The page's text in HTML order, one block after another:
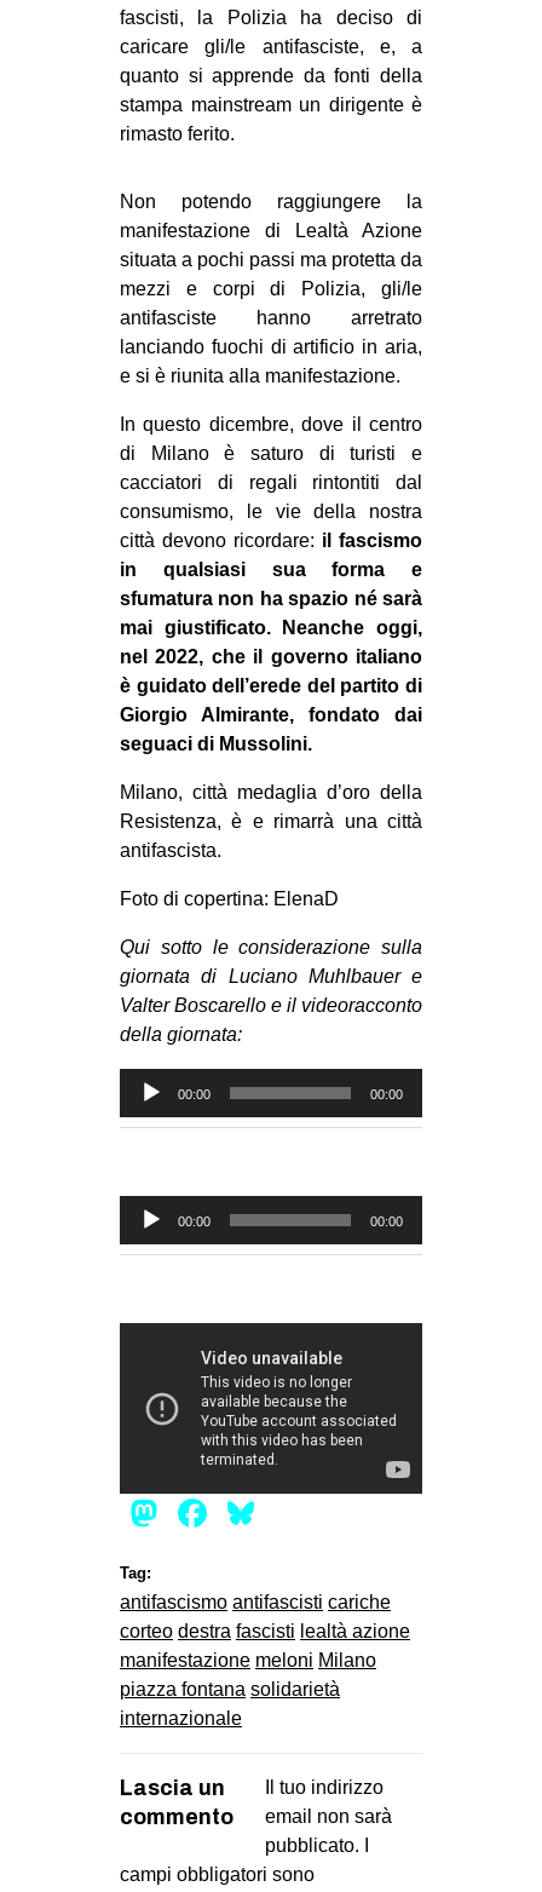
fascisti, la Polizia ha deciso di
caricare gli/le antifasciste, e, a
quanto si apprende da fonti della
stampa mainstream un dirigente è
rimasto ferito.
Non potendo raggiungere la
manifestazione di Lealtà Azione
situata a pochi passi ma protetta da
mezzi e corpi di Polizia, gli/le
antifasciste hanno arretrato
lanciando fuochi di artificio in aria,
e si è riunita alla manifestazione.
In questo dicembre, dove il centro
di Milano è saturo di turisti e
cacciatori di regali rintontiti dal
consumismo, le vie della nostra
città devono ricordare: il fascismo
in qualsiasi sua forma e
sfumatura non ha spazio né sarà
mai giustificato. Neanche oggi,
nel 2022, che il governo italiano
è guidato dell’erede del partito di
Giorgio Almirante, fondato dai
seguaci di Mussolini.
Milano, città medaglia d’oro della
Resistenza, è e rimarrà una città
antifascista.
Foto di copertina: ElenaD
Qui sotto le considerazione sulla
giornata di Luciano Muhlbauer e
Valter Boscarello e il videoracconto
della giornata:
Audio
00:00 00:00
Audio
00:00 00:00
Mastodon
Facebook
Tag:
antifascismo antifascisti cariche
corteo destra fascisti lealtà azione
manifestazione meloni Milano
piazza fontana solidarietà
internazionale
Lascia un
commento
Il tuo indirizzo
email non sarà
pubblicato.
campi obbligatori sono